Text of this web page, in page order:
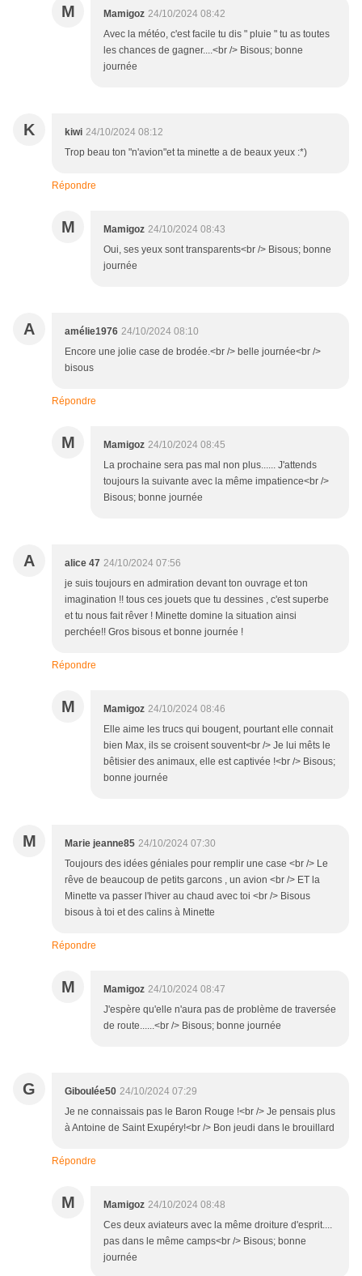
M Mamigoz 24/10/2024 08:42
Avec la météo, c'est facile tu dis " pluie " tu as toutes
les chances de gagner....<br /> Bisous; bonne
journée
K kiwi 24/10/2024 08:12
Trop beau ton "n'avion"et ta minette a de beaux yeux :*)
Répondre
M Mamigoz 24/10/2024 08:43
Oui, ses yeux sont transparents<br /> Bisous; bonne
journée
A amélie1976 24/10/2024 08:10
Encore une jolie case de brodée.<br /> belle journée<br />
bisous
Répondre
M Mamigoz 24/10/2024 08:45
La prochaine sera pas mal non plus...... J'attends
toujours la suivante avec la même impatience<br />
Bisous; bonne journée
A alice 47 24/10/2024 07:56
je suis toujours en admiration devant ton ouvrage et ton
imagination !! tous ces jouets que tu dessines , c'est superbe
et tu nous fait rêver ! Minette domine la situation ainsi
perchée!! Gros bisous et bonne journée !
Répondre
M Mamigoz 24/10/2024 08:46
Elle aime les trucs qui bougent, pourtant elle connait
bien Max, ils se croisent souvent<br /> Je lui mêts le
bêtisier des animaux, elle est captivée !<br /> Bisous;
bonne journée
M Marie jeanne85 24/10/2024 07:30
Toujours des idées géniales pour remplir une case <br /> Le
rêve de beaucoup de petits garcons , un avion <br /> ET la
Minette va passer l'hiver au chaud avec toi <br /> Bisous
bisous à toi et des calins à Minette
Répondre
M Mamigoz 24/10/2024 08:47
J'espère qu'elle n'aura pas de problème de traversée
de route......<br /> Bisous; bonne journée
G Giboulée50 24/10/2024 07:29
Je ne connaissais pas le Baron Rouge !<br /> Je pensais plus
à Antoine de Saint Exupéry!<br /> Bon jeudi dans le brouillard
Répondre
M Mamigoz 24/10/2024 08:48
Ces deux aviateurs avec la même droiture d'esprit....
pas dans le même camps<br /> Bisous; bonne
journée